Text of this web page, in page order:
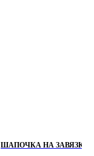
ШАПОЧКА НА ЗАВЯЗКАХ